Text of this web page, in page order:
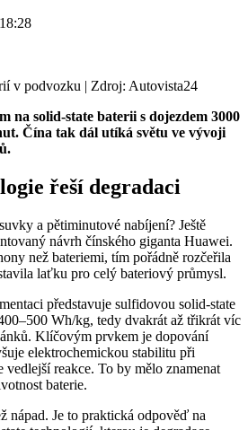
v podvozku | Zdroj: Autovista24
na solid-state baterii s dojezdem 3000
Čína tak dál utíká světu ve vývoji
řeší degradaci
a pětiminutové nabíjení? Ještě
návrh čínského giganta Huawei.
než bateriemi, tím pořádně rozčeřila
laťku pro celý bateriový průmysl.
představuje sulfidovou solid-state
Wh/kg, tedy dvakrát až třikrát víc
Klíčovým prvkem je dopování
elektrochemickou stabilitu při
vedlejší reakce. To by mělo znamenat
baterie.
nápad. Je to praktická odpověď na